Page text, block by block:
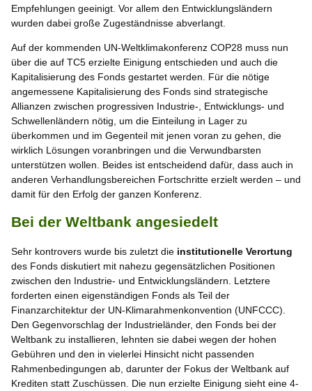
Empfehlungen geeinigt. Vor allem den Entwicklungsländern
wurden dabei große Zugeständnisse abverlangt.
Auf der kommenden UN-Weltklimakonferenz COP28 muss nun
über die auf TC5 erzielte Einigung entschieden und auch die
Kapitalisierung des Fonds gestartet werden. Für die nötige
angemessene Kapitalisierung des Fonds sind strategische
Allianzen zwischen progressiven Industrie-, Entwicklungs- und
Schwellenländern nötig, um die Einteilung in Lager zu
überkommen und im Gegenteil mit jenen voran zu gehen, die
wirklich Lösungen voranbringen und die Verwundbarsten
unterstützen wollen. Beides ist entscheidend dafür, dass auch in
anderen Verhandlungsbereichen Fortschritte erzielt werden – und
damit für den Erfolg der ganzen Konferenz.
Bei der Weltbank angesiedelt
Sehr kontrovers wurde bis zuletzt die institutionelle Verortung
des Fonds diskutiert mit nahezu gegensätzlichen Positionen
zwischen den Industrie- und Entwicklungsländern. Letztere
forderten einen eigenständigen Fonds als Teil der
Finanzarchitektur der UN-Klimarahmenkonvention (UNFCCC).
Den Gegenvorschlag der Industrieländer, den Fonds bei der
Weltbank zu installieren, lehnten sie dabei wegen der hohen
Gebühren und den in vielerlei Hinsicht nicht passenden
Rahmenbedingungen ab, darunter der Fokus der Weltbank auf
Krediten statt Zuschüssen. Die nun erzielte Einigung sieht eine 4-